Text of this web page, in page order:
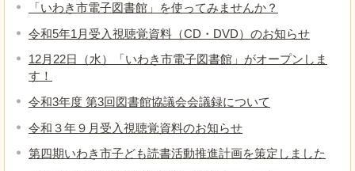
「いわき市電子図書館」を使ってみませんか？
令和5年1月受入視聴覚資料（CD・DVD）のお知らせ
12月22日（水）「いわき市電子図書館」がオープンしま
す！
令和3年度 第3回図書館協議会会議録について
令和３年９月受入視聴覚資料のお知らせ
第四期いわき市子ども読書活動推進計画を策定しました